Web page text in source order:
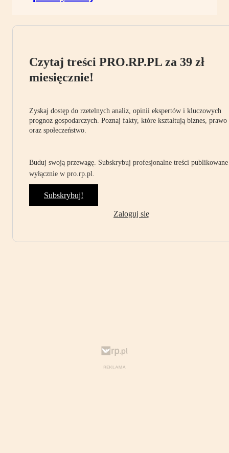
Czytaj treści PRO.RP.PL za 39 zł
miesięcznie!
Zyskaj dostęp do rzetelnych analiz, opinii ekspertów i kluczowych
prognoz gospodarczych. Poznaj fakty, które kształtują biznes, prawo
oraz społeczeństwo.
Buduj swoją przewagę. Subskrybuj profesjonalne treści publikowane
wyłącznie w pro.rp.pl.
Subskrybuj!
Zaloguj się